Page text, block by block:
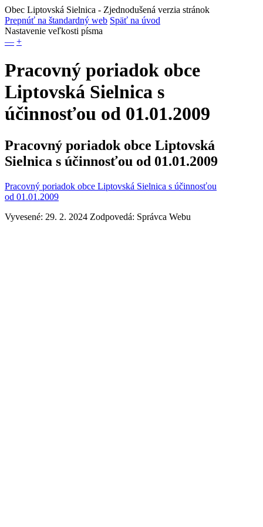
Obec Liptovská Sielnica - Zjednodušená verzia stránok
Prepnúť na štandardný web Späť na úvod
Nastavenie veľkosti písma
— +
Pracovný poriadok obce
Liptovská Sielnica s
účinnosťou od 01.01.2009
Pracovný poriadok obce Liptovská
Sielnica s účinnosťou od 01.01.2009
Pracovný poriadok obce Liptovská Sielnica s účinnosťou
od 01.01.2009
Vyvesené: 29. 2. 2024 Zodpovedá: Správca Webu